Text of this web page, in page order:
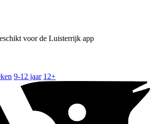
voor de Luisterrijk app
9-12 jaar 12+